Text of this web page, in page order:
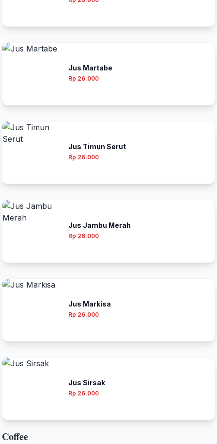
Jus Martabe
Rp 26.000
Jus Timun Serut
Rp 26.000
Jus Jambu Merah
Rp 26.000
Jus Markisa
Rp 26.000
Jus Sirsak
Rp 26.000
Coffee